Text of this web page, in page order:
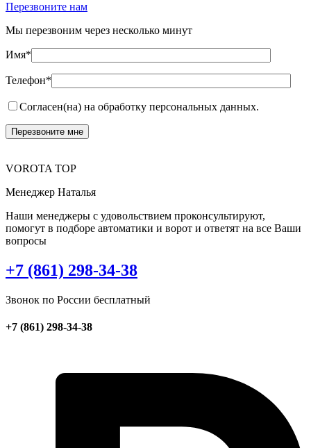
Перезвоните нам
Мы перезвоним через несколько минут
Имя*
Телефон*
Согласен(на) на обработку персональных данных.
VOROTA TOP
Менеджер Наталья
Наши менеджеры с удовольствием проконсультируют,
помогут в подборе автоматики и ворот и ответят на все Ваши
вопросы
+7 (861) 298-34-38
Звонок по России бесплатный
+7 (861) 298-34-38